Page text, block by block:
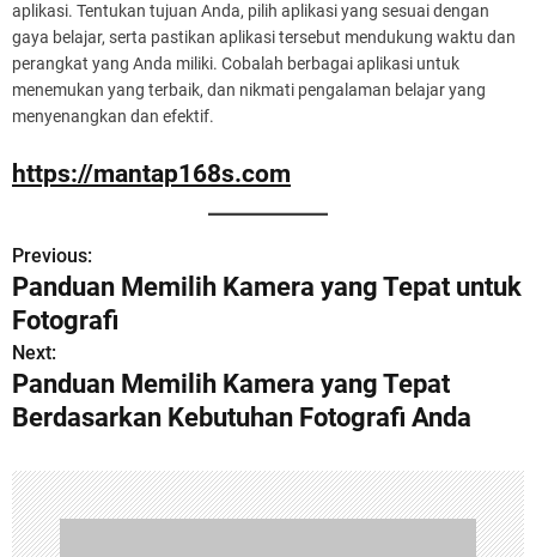
aplikasi. Tentukan tujuan Anda, pilih aplikasi yang sesuai dengan
gaya belajar, serta pastikan aplikasi tersebut mendukung waktu dan
perangkat yang Anda miliki. Cobalah berbagai aplikasi untuk
menemukan yang terbaik, dan nikmati pengalaman belajar yang
menyenangkan dan efektif.
https://mantap168s.com
P
o
s
t
a
v
Previous:
Panduan Memilih Kamera yang Tepat untuk
Fotografi
Next:
Panduan Memilih Kamera yang Tepat
Berdasarkan Kebutuhan Fotografi Anda